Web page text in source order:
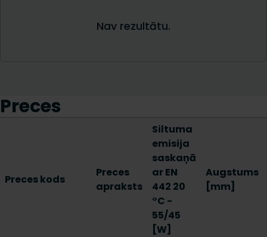
Preces
Preces kods
Preces
apraksts
Siltuma
emisija
saskaņā
ar EN
442 20
°C -
55/45
[W]
Augstums
[mm]